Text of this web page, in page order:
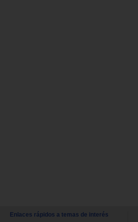
Enlaces rápidos a temas de interés